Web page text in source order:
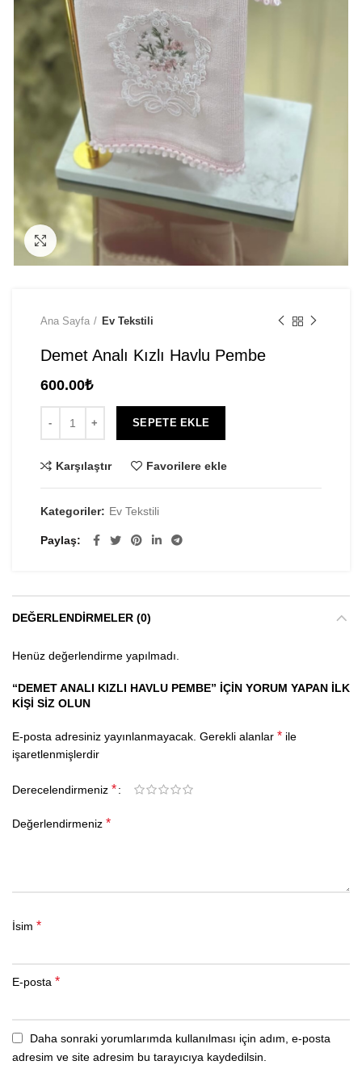
Click to enlarge
Ana Sayfa Ev Tekstili
Demet Analı Kızlı Havlu Pembe
600.00₺
SEPETE EKLE
Karşılaştır Favorilere ekle
Kategoriler: Ev Tekstili
Paylaş
DEĞERLENDIRMELER (0)
Henüz değerlendirme yapılmadı.
“DEMET ANALI KIZLI HAVLU PEMBE” IÇIN YORUM YAPAN ILK
KIŞI SIZ OLUN
E-posta adresiniz yayınlanmayacak. Gerekli alanlar * ile
işaretlenmişlerdir
Derecelendirmeniz *
Değerlendirmeniz *
İsim *
E-posta *
Daha sonraki yorumlarımda kullanılması için adım, e-posta
adresim ve site adresim bu tarayıcıya kaydedilsin.